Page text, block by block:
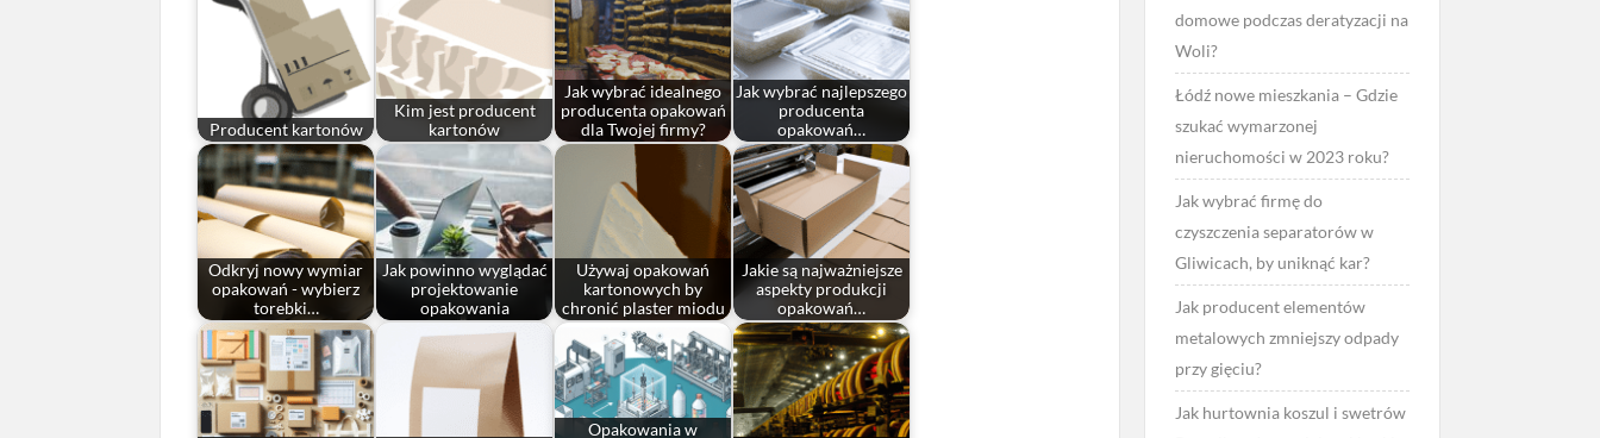
Producent kartonów
Kim jest producent
kartonów
Jak wybrać idealnego
producenta opakowań
dla Twojej firmy?
Jak wybrać najlepszego
producenta
opakowań…
Odkryj nowy wymiar
opakowań - wybierz
torebki…
Jak powinno wyglądać
projektowanie
opakowania
Używaj opakowań
kartonowych by
chronić plaster miodu
Jakie są najważniejsze
aspekty produkcji
opakowań…
Opakowania w
domowe podczas deratyzacji na
Woli?
Łódź nowe mieszkania – Gdzie
szukać wymarzonej
nieruchomości w 2023 roku?
Jak wybrać firmę do
czyszczenia separatorów w
Gliwicach, by uniknąć kar?
Jak producent elementów
metalowych zmniejszy odpady
przy gięciu?
Jak hurtownia koszul i swetrów